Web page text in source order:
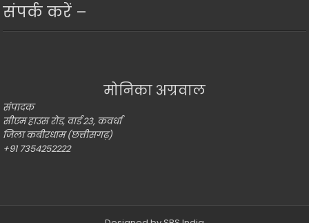
संपर्क करें –
मोनिका अग्रवाल
संपादक
सीएम हाउस रोड, वार्ड 23, कवर्धा
जिला कबीरधाम (छत्तीसगढ़)
+91 7354252222